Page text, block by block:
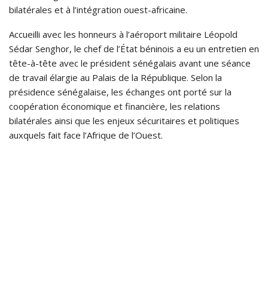
bilatérales et à l’intégration ouest-africaine.
Accueilli avec les honneurs à l’aéroport militaire Léopold
Sédar Senghor, le chef de l’État béninois a eu un entretien en
tête-à-tête avec le président sénégalais avant une séance
de travail élargie au Palais de la République. Selon la
présidence sénégalaise, les échanges ont porté sur la
coopération économique et financière, les relations
bilatérales ainsi que les enjeux sécuritaires et politiques
auxquels fait face l’Afrique de l’Ouest.